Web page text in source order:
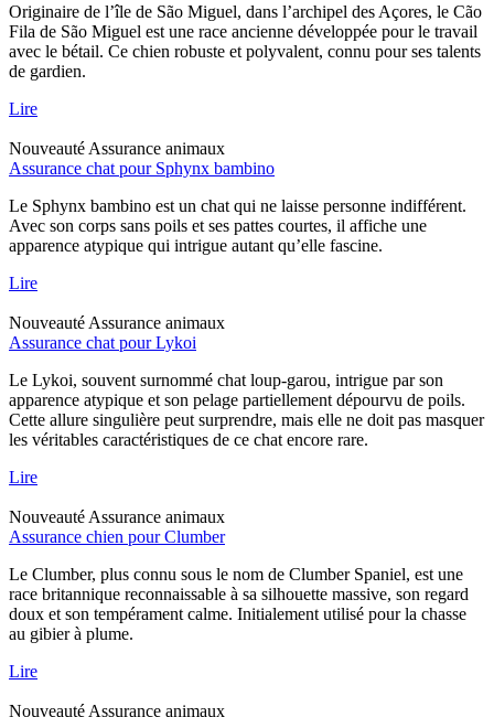
Originaire de l’île de São Miguel, dans l’archipel des Açores, le Cão
Fila de São Miguel est une race ancienne développée pour le travail
avec le bétail. Ce chien robuste et polyvalent, connu pour ses talents
de gardien.
Lire
Nouveauté Assurance animaux
Assurance chat pour Sphynx bambino
Le Sphynx bambino est un chat qui ne laisse personne indifférent.
Avec son corps sans poils et ses pattes courtes, il affiche une
apparence atypique qui intrigue autant qu’elle fascine.
Lire
Nouveauté Assurance animaux
Assurance chat pour Lykoi
Le Lykoi, souvent surnommé chat loup-garou, intrigue par son
apparence atypique et son pelage partiellement dépourvu de poils.
Cette allure singulière peut surprendre, mais elle ne doit pas masquer
les véritables caractéristiques de ce chat encore rare.
Lire
Nouveauté Assurance animaux
Assurance chien pour Clumber
Le Clumber, plus connu sous le nom de Clumber Spaniel, est une
race britannique reconnaissable à sa silhouette massive, son regard
doux et son tempérament calme. Initialement utilisé pour la chasse
au gibier à plume.
Lire
Nouveauté Assurance animaux